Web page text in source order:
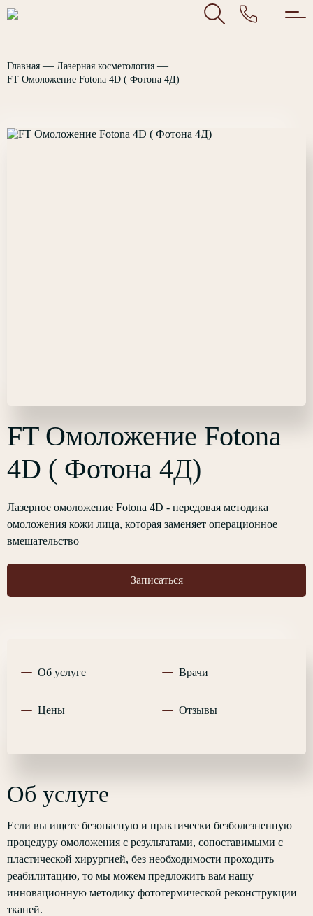
Главная — Лазерная косметология —
FT Омоложение Fotona 4D ( Фотона 4Д)
FT Омоложение Fotona
4D ( Фотона 4Д)
Лазерное омоложение Fotona 4D - передовая методика
омоложения кожи лица, которая заменяет операционное
вмешательство
Записаться
Об услуге
Если вы ищете безопасную и практически безболезненную
процедуру омоложения с результатами, сопоставимыми с
пластической хирургией, без необходимости проходить
реабилитацию, то мы можем предложить вам нашу
инновационную методику фототермической реконструкции
тканей.
Об услуге
Цены
Врачи
Отзывы